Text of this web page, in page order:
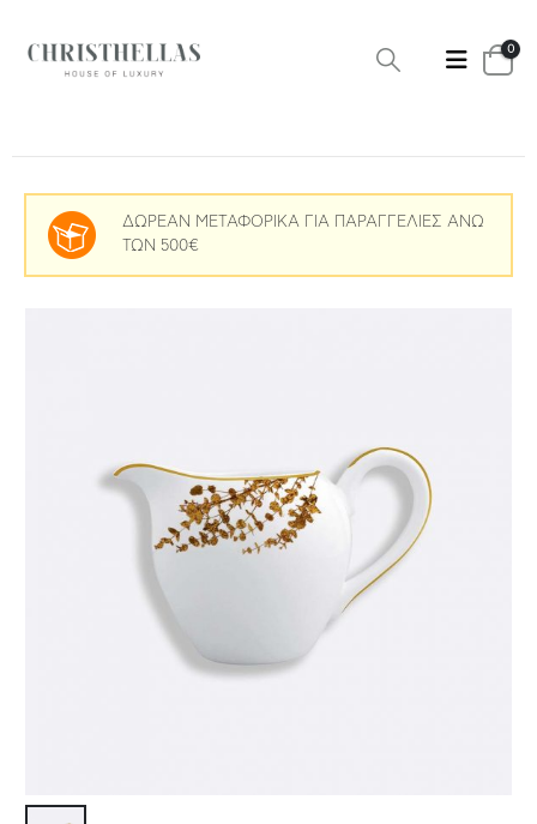
0
ΔΩΡΕΑΝ ΜΕΤΑΦΟΡΙΚΑ ΓΙΑ ΠΑΡΑΓΓΕΛΙΕΣ ΑΝΩ
ΤΩΝ 500€